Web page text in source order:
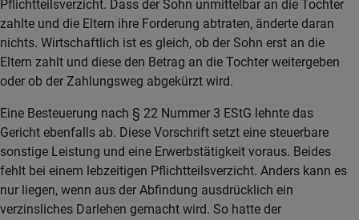
Pflichtteilsverzicht. Dass der Sohn unmittelbar an die Tochter
zahlte und die Eltern ihre Forderung abtraten, änderte daran
nichts. Wirtschaftlich ist es gleich, ob der Sohn erst an die
Eltern zahlt und diese den Betrag an die Tochter weitergeben
oder ob der Zahlungsweg abgekürzt wird.
Eine Besteuerung nach § 22 Nummer 3 EStG lehnte das
Gericht ebenfalls ab. Diese Vorschrift setzt eine steuerbare
sonstige Leistung und eine Erwerbstätigkeit voraus. Beides
fehlt bei einem lebzeitigen Pflichtteilsverzicht. Anders kann es
nur liegen, wenn aus der Abfindung ausdrücklich ein
verzinsliches Darlehen gemacht wird. So hatte der